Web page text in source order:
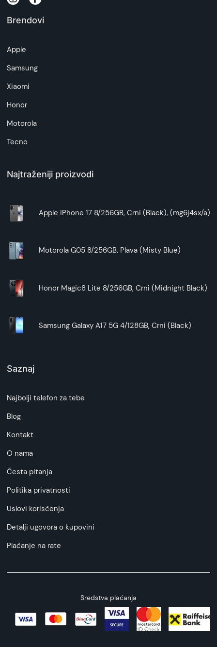
artikala budu što tačnije i detaljnije ali ne može
da garantuje da su svi podaci apsolutno ispravni.
Brendovi
Apple
Samsung
Xiaomi
Honor
Motorola
Tecno
Najtraženiji proizvodi
Apple iPhone 17 8/256GB, Crni (Black), (mg6j4sx/a)
Motorola G05 8/256GB, Plava (Misty Blue)
Honor Magic8 Lite 8/256GB, Crni (Midnight Black)
Samsung Galaxy A17 5G 4/128GB, Crni (Black)
Saznaj
Najbolji telefon za tebe
Blog
Kontakt
O nama
Česta pitanja
Politika privatnosti
Uslovi korisćenja
Detalji ugovora o kupovini
Plaćanje na rate
Sredstva plaćanja